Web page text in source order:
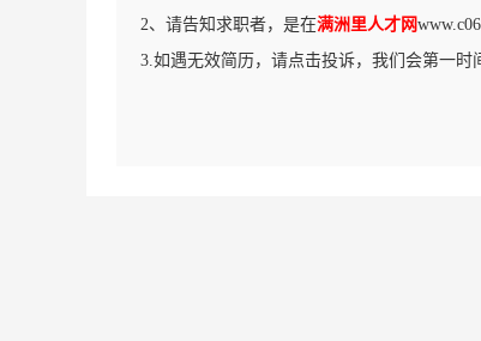
2、请告知求职者，是在满洲里人才网
3.如遇无效简历，请点击投诉，我们会第一时